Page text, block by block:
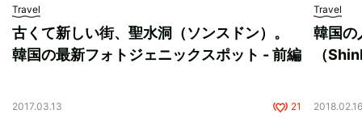
Travel
古くて新しい街、聖水洞（ソンスドン）。
韓国の最新フォトジェニックスポット - 前編
2017.03.13 21
Travel
韓国の
（